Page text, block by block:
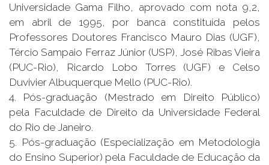
Universidade Gama Filho, aprovado com nota 9,2,
em abril de 1995, por banca constituída pelos
Professores Doutores Francisco Mauro Dias (UGF),
Tércio Sampaio Ferraz Júnior (USP), José Ribas Vieira
(PUC-Rio), Ricardo Lobo Torres (UGF) e Celso
Duvivier Albuquerque Mello (PUC-Rio).
4. Pós-graduação (Mestrado em Direito Público)
pela Faculdade de Direito da Universidade Federal
do Rio de Janeiro.
5. Pós-graduação (Especialização em Metodologia
do Ensino Superior) pela Faculdade de Educação da